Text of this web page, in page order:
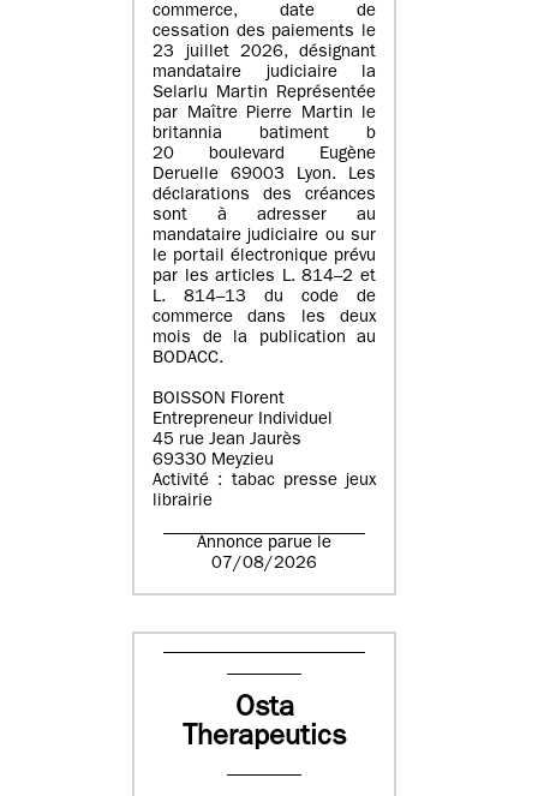
commerce, date de
cessation des paiements le
23 juillet 2026, désignant
mandataire judiciaire la
Selarlu Martin Représentée
par Maître Pierre Martin le
britannia batiment b
20 boulevard Eugène
Deruelle 69003 Lyon. Les
déclarations des créances
sont à adresser au
mandataire judiciaire ou sur
le portail électronique prévu
par les articles L. 814–2 et
L. 814–13 du code de
commerce dans les deux
mois de la publication au
BODACC.
BOISSON Florent
Entrepreneur Individuel
45 rue Jean Jaurès
69330 Meyzieu
Activité : tabac presse jeux
librairie
Annonce parue le
07/08/2026
Osta
Therapeutics